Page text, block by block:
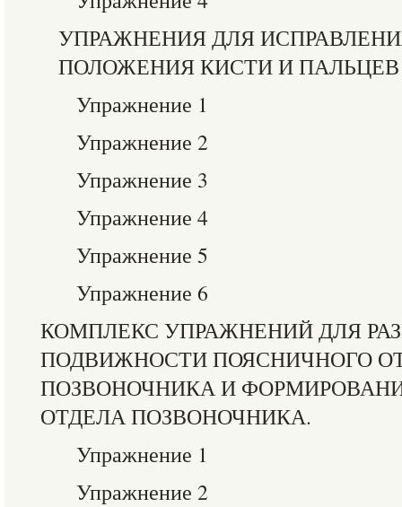
УПРАЖНЕНИЯ ДЛЯ
ПОЛОЖЕНИЯ КИСТИ И ПАЛЬЦЕВ
Упражнение 1
Упражнение 2
Упражнение 3
Упражнение 4
Упражнение 5
Упражнение 6
КОМПЛЕКС УПРАЖНЕНИЙ ДЛЯ
ПОДВИЖНОСТИ ПОЯСНИЧНОГО
ПОЗВОНОЧНИКА И
ОТДЕЛА ПОЗВОНОЧНИКА.
Упражнение 1
Упражнение 2